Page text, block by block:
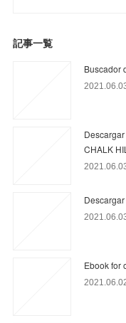
記事一覧
Buscador
CHALK
Ebook for